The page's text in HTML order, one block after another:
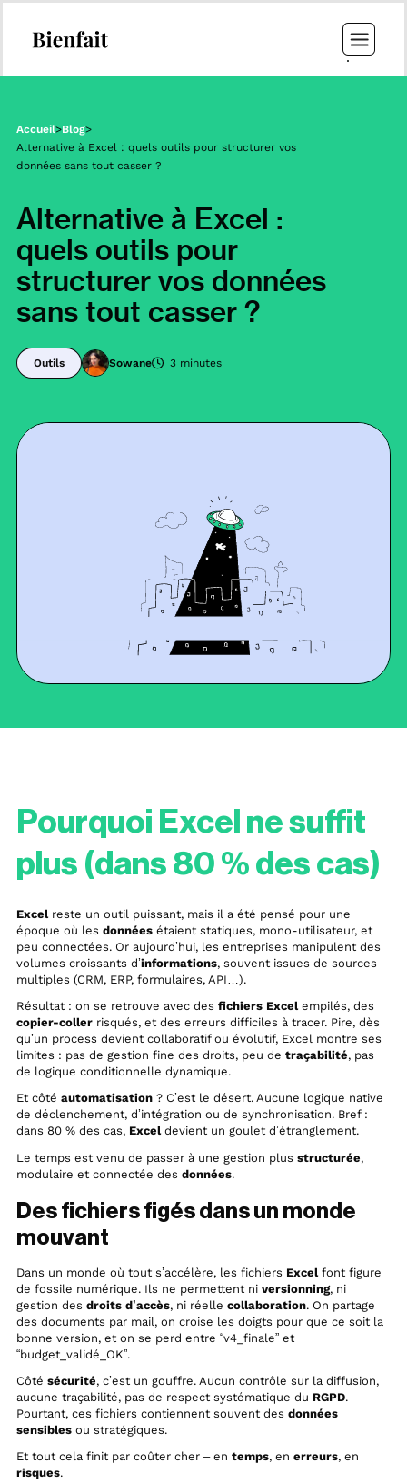
Accueil>Blog>
Alternative à Excel : quels outils pour structurer vos
données sans tout casser ?
Alternative à Excel :
quels outils pour
structurer vos données
sans tout casser ?
Outils Sowane 3 minutes
Pourquoi Excel ne suffit
plus (dans 80 % des cas)
Excelreste un outil puissant, mais il a été pensé pour une
époque où les donnéesétaient statiques, mono-utilisateur, et
peu connectées. Or aujourd’hui, les entreprises manipulent des
volumes croissants d’informations, souvent issues de sources
multiples (CRM, ERP, formulaires, API…).
Résultat : on se retrouve avec des fichiers Excelempilés, des
copier-collerrisqués, et des erreurs difficiles à tracer. Pire, dès
qu’un process devient collaboratif ou évolutif, Excel montre ses
limites : pas de gestion fine des droits, peu de traçabilité, pas
de logique conditionnelle dynamique.
Et côté automatisation? C’est le désert. Aucune logique native
de déclenchement, d’intégration ou de synchronisation. Bref :
dans 80 % des cas, Exceldevient un goulet d’étranglement.
Le temps est venu de passer à une gestion plus structurée,
modulaire et connectée des données.
Des fichiers figés dans un monde
mouvant
Dans un monde où tout s’accélère, les fichiers Excelfont figure
de fossile numérique. Ils ne permettent ni versionning, ni
gestion des droits d’accès, ni réelle collaboration. On partage
des documents par mail, on croise les doigts pour que ce soit la
bonne version, et on se perd entre “v4_finale” et
“budget_validé_OK”.
Côté sécurité, c’est un gouffre. Aucun contrôle sur la diffusion,
aucune traçabilité, pas de respect systématique du RGPD.
Pourtant, ces fichiers contiennent souvent des données
sensiblesou stratégiques.
Et tout cela finit par coûter cher – en temps, en erreurs, en
risques.